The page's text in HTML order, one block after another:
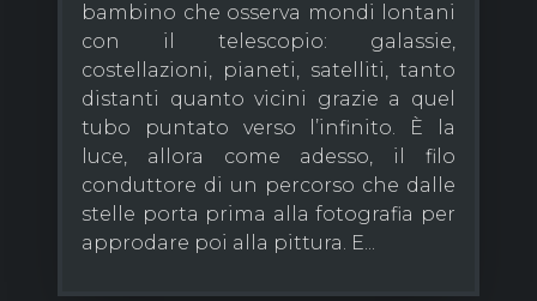
bambino che osserva mondi lontani
con il telescopio: galassie,
costellazioni, pianeti, satelliti, tanto
distanti quanto vicini grazie a quel
tubo puntato verso l’infinito. È la
luce, allora come adesso, il filo
conduttore di un percorso che dalle
stelle porta prima alla fotografia per
approdare poi alla pittura. E...